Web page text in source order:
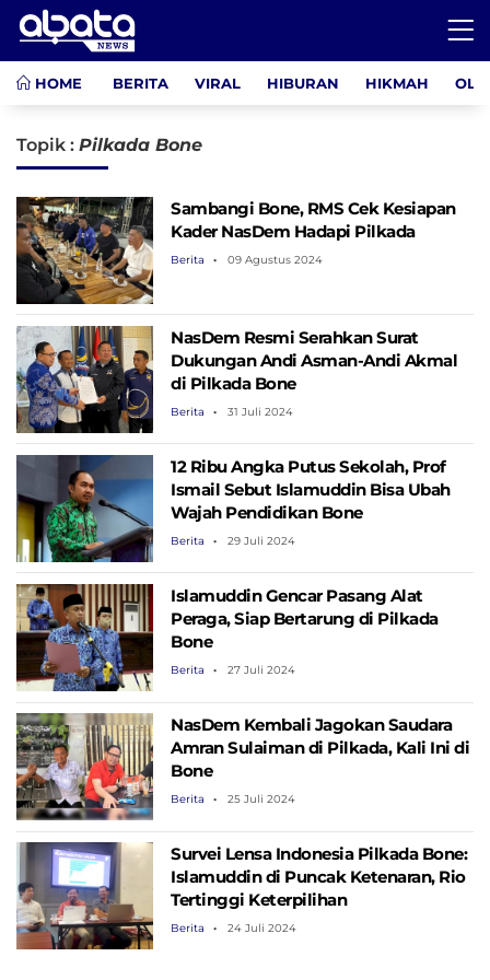
HOME BERITA VIRAL HIBURAN HIKMAH
Topik : Pilkada Bone
Sambangi Bone, RMS Cek Kesiapan
Kader NasDem Hadapi Pilkada
Berita 09 Agustus 2024
NasDem Resmi Serahkan Surat
Dukungan Andi Asman-Andi Akmal
di Pilkada Bone
Berita 31 Juli 2024
12 Ribu Angka Putus Sekolah, Prof
Ismail Sebut Islamuddin Bisa Ubah
Wajah Pendidikan Bone
Berita 29 Juli 2024
Islamuddin Gencar Pasang Alat
Peraga, Siap Bertarung di Pilkada
Bone
Berita 27 Juli 2024
NasDem Kembali Jagokan Saudara
Amran Sulaiman di Pilkada, Kali Ini di
Bone
Berita 25 Juli 2024
Survei Lensa Indonesia Pilkada Bone:
Islamuddin di Puncak Ketenaran, Rio
Tertinggi Keterpilihan
Berita 24 Juli 2024